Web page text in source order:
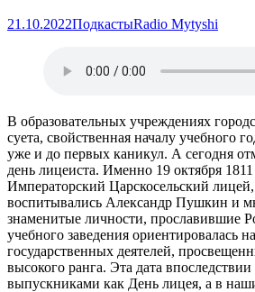
21.10.2022ПодкастыRadio Mytyshi
В образовательных учреждениях
суета, свойственная началу учебного
уже и до первых каникул. А сегодня
день лицеиста. Именно 19 октября
Императорский Царскосельский
воспитывались Александр Пушкин и
знаменитые личности, прославившие
учебного заведения ориентировалась
государственных деятелей,
высокого ранга. Эта дата
выпускниками как День лицея, а в